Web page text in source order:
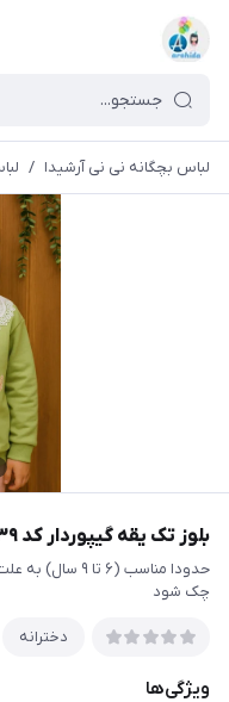
لباس بچگانه نی نی آرشیدا /
بلوز تک یقه گیپوردار کد ۲۳۳۹
حدودا مناسب (۶
چک شود
دخترانه
ویژگی‌ها